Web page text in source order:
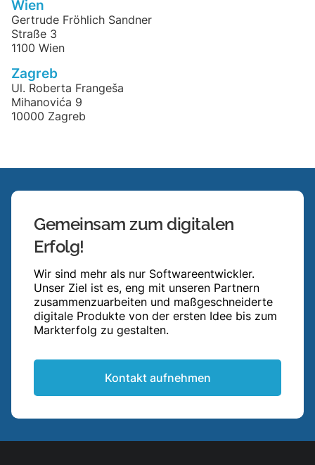
Wien
Gertrude Fröhlich Sandner
Straße 3
1100 Wien
Zagreb
Ul. Roberta Frangeša
Mihanovića 9
10000 Zagreb
Gemeinsam zum digitalen
Erfolg!
Wir sind mehr als nur Softwareentwickler.
Unser Ziel ist es, eng mit unseren Partnern
zusammenzuarbeiten und maßgeschneiderte
digitale Produkte von der ersten Idee bis zum
Markterfolg zu gestalten.
Kontakt aufnehmen